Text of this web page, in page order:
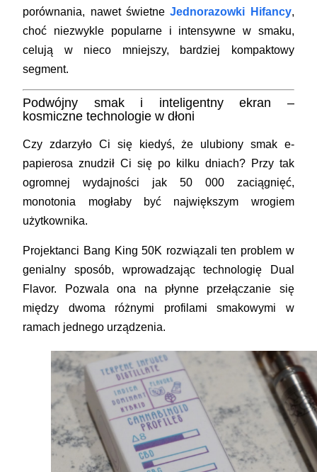
porównania, nawet świetneJednorazowki Hifancy,
choć niezwykle popularne i intensywne w smaku,
celują w nieco mniejszy, bardziej kompaktowy
segment.
Podwójny smak i inteligentny ekran –
kosmiczne technologie w dłoni
Czy zdarzyło Ci się kiedyś, że ulubiony smak e-
papierosa znudził Ci się po kilku dniach? Przy tak
ogromnej wydajności jak 50 000 zaciągnięć,
monotonia mogłaby być największym wrogiem
użytkownika.
Projektanci Bang King 50K rozwiązali ten problem w
genialny sposób, wprowadzając technologię Dual
Flavor. Pozwala ona na płynne przełączanie się
między dwoma różnymi profilami smakowymi w
ramach jednego urządzenia.